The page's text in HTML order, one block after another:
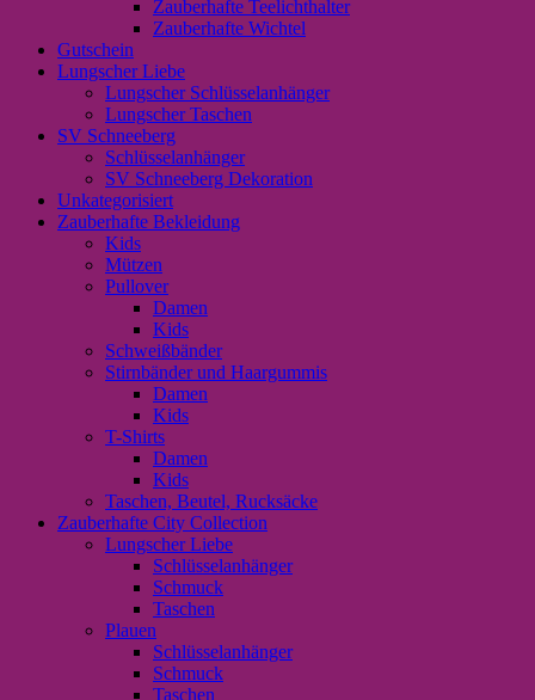
Zauberhafte Teelichthalter
Zauberhafte Wichtel
Gutschein
Lungscher Liebe
Lungscher Schlüsselanhänger
Lungscher Taschen
SV Schneeberg
Schlüsselanhänger
SV Schneeberg Dekoration
Unkategorisiert
Zauberhafte Bekleidung
Kids
Mützen
Pullover
Damen
Kids
Schweißbänder
Stirnbänder und Haargummis
Damen
Kids
T-Shirts
Damen
Kids
Taschen, Beutel, Rucksäcke
Zauberhafte City Collection
Lungscher Liebe
Schlüsselanhänger
Schmuck
Taschen
Plauen
Schlüsselanhänger
Schmuck
Taschen